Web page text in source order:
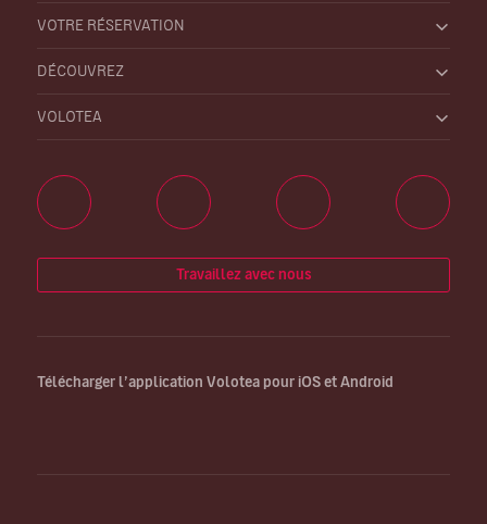
VOTRE RÉSERVATION
DÉCOUVREZ
VOLOTEA
Travaillez avec nous
Télécharger l’application Volotea pour iOS et Android